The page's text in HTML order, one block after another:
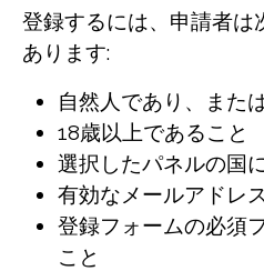
登録するには、申請者は
あります:
自然人であり、また
18歳以上であること
選択したパネルの国
有効なメールアドレ
登録フォームの必須
こと